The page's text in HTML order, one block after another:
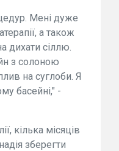
Мені дуже
а також
дихати сіллю.
з солоною
на суглоби. Я
басейні," -
кілька місяців
зберегти